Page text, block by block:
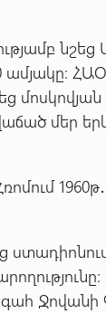
նշեց
մեր
Ջովանի